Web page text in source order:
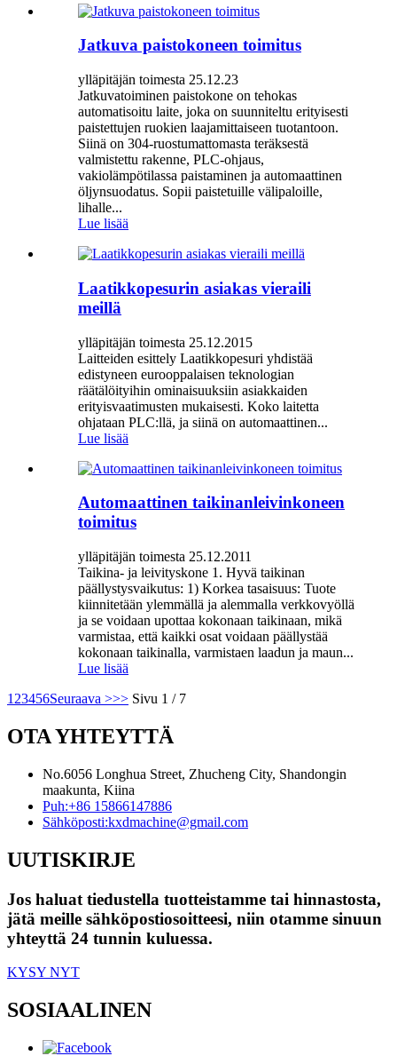
Jatkuva paistokoneen toimitus
ylläpitäjän toimesta 25.12.23
Jatkuvatoiminen paistokone on tehokas
automatisoitu laite, joka on suunniteltu erityisesti
paistettujen ruokien laajamittaiseen tuotantoon.
Siinä on 304-ruostumattomasta teräksestä
valmistettu rakenne, PLC-ohjaus,
vakiolämpötilassa paistaminen ja automaattinen
öljynsuodatus. Sopii paistetuille välipaloille,
lihalle...
Lue lisää
Laatikkopesurin asiakas vieraili
meillä
ylläpitäjän toimesta 25.12.2015
Laitteiden esittely Laatikkopesuri yhdistää
edistyneen eurooppalaisen teknologian
räätälöityihin ominaisuuksiin asiakkaiden
erityisvaatimusten mukaisesti. Koko laitetta
ohjataan PLC:llä, ja siinä on automaattinen...
Lue lisää
Automaattinen taikinanleivinkoneen
toimitus
ylläpitäjän toimesta 25.12.2011
Taikina- ja leivityskone 1. Hyvä taikinan
päällystysvaikutus: 1) Korkea tasaisuus: Tuote
kiinnitetään ylemmällä ja alemmalla verkkovyöllä
ja se voidaan upottaa kokonaan taikinaan, mikä
varmistaa, että kaikki osat voidaan päällystää
kokonaan taikinalla, varmistaen laadun ja maun...
Lue lisää
1 23456Seuraava >>> Sivu 1 / 7
OTA YHTEYTTÄ
No.6056 Longhua Street, Zhucheng City, Shandongin
maakunta, Kiina
Puh:+86 15866147886
Sähköposti:kxdmachine@gmail.com
UUTISKIRJE
Jos haluat tiedustella tuotteistamme tai hinnastosta,
jätä meille sähköpostiosoitteesi, niin otamme sinuun
yhteyttä 24 tunnin kuluessa.
KYSY NYT
SOSIAALINEN